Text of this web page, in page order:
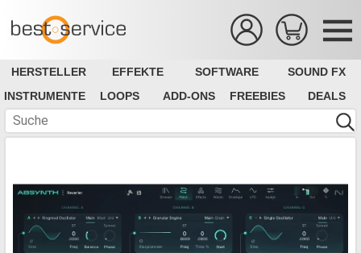
HERSTELLER EFFEKTE SOFTWARE
SOUND FX
INSTRUMENTE
LOOPS ADD-ONS FREEBIES DEALS